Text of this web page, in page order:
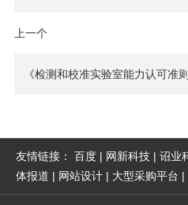
上一个
《检测和校准实验室能力认可准
友情链接： 百度 | 网新科技 | 诏业
体报道 | 网站设计 | 大型采购平台 |